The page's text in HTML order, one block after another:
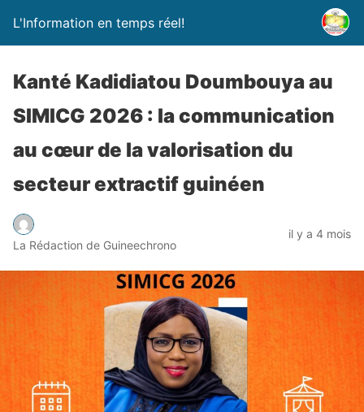
L'Information en temps réel!
Kanté Kadidiatou Doumbouya au
SIMICG 2026 : la communication
au cœur de la valorisation du
secteur extractif guinéen
La Rédaction de Guineechrono
il y a 4 mois